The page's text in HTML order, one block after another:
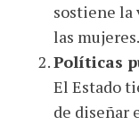
sostiene la
las mujeres.
Políticas
El Estado
de diseñar